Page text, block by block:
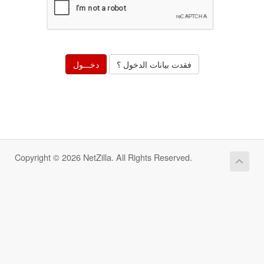
فقدت بيانات الدخول ؟
Copyright © 2026 NetZilla. All Rights Reserved.